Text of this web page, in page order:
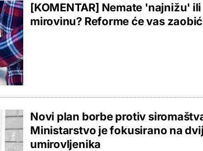
[KOMENTAR] Nemate 'najnižu'
mirovinu? Reforme će vas
Novi plan borbe protiv
Ministarstvo je fokusirano na
umirovljenika